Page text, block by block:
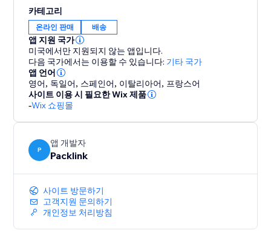
카테고리
온라인 판매 배송
앱 지원 국가
미국에서만 지원되지 않는 앱입니다.
다음 국가에서는 이용할 수 있습니다: 기타 국가
앱 언어
영어, 독일어, 스페인어, 이탈리아어, 프랑스어
사이트 이용 시 필요한 Wix 제품
-Wix 쇼핑몰
P
앱 개발자
Packlink
사이트 방문하기
고객지원 문의하기
개인정보 처리방침